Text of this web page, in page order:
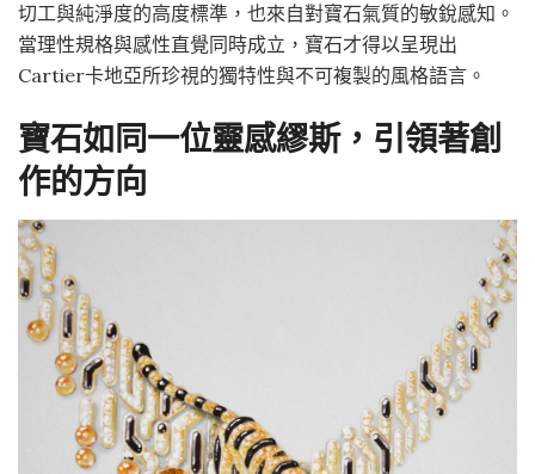
切工與純淨度的高度標準，也來自對寶石氣質的敏銳感知。
當理性規格與感性直覺同時成立，寶石才得以呈現出
Cartier卡地亞所珍視的獨特性與不可複製的風格語言。
寶石如同一位靈感繆斯，引領著創
作的方向